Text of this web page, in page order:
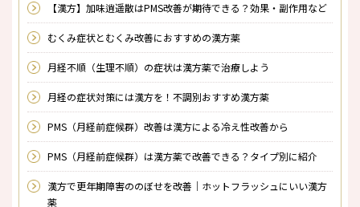
【漢方】加味逍遥散はPMS改善が期待できる？効果・副作用など
むくみ症状とむくみ改善におすすめの漢方薬
月経不順（生理不順）の症状は漢方薬で治療しよう
月経の症状対策には漢方を！不調別おすすめ漢方薬
PMS（月経前症候群）改善は漢方による冷え性改善から
PMS（月経前症候群）は漢方薬で改善できる？タイプ別に紹介
漢方で更年期障害ののぼせを改善｜ホットフラッシュにいい漢方
薬